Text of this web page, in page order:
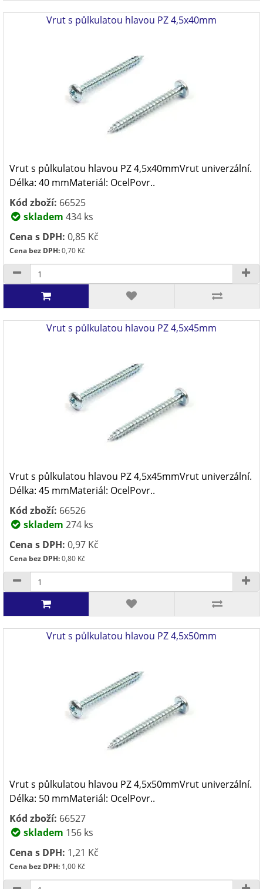
Vrut s půlkulatou hlavou PZ 4,5x40mm
Vrut s půlkulatou hlavou PZ 4,5x40mmVrut univerzální.
Délka: 40 mmMateriál: OcelPovr..
Kód zboží: 66525
skladem 434 ks
Cena s DPH: 0,85 Kč
Cena bez DPH:0,70 Kč
Vrut s půlkulatou hlavou PZ 4,5x45mm
Vrut s půlkulatou hlavou PZ 4,5x45mmVrut univerzální.
Délka: 45 mmMateriál: OcelPovr..
Kód zboží: 66526
skladem 274 ks
Cena s DPH: 0,97 Kč
Cena bez DPH:0,80 Kč
Vrut s půlkulatou hlavou PZ 4,5x50mm
Vrut s půlkulatou hlavou PZ 4,5x50mmVrut univerzální.
Délka: 50 mmMateriál: OcelPovr..
Kód zboží: 66527
skladem 156 ks
Cena s DPH: 1,21 Kč
Cena bez DPH: 1,00 Kč